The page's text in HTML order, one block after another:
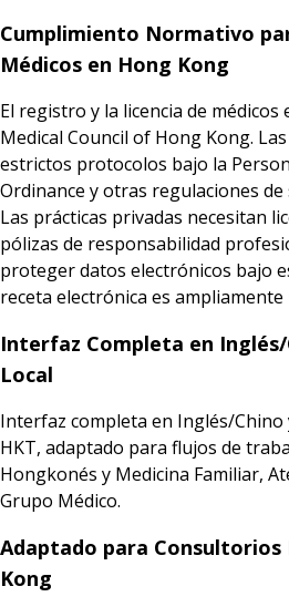
Cumplimiento Normativo
Médicos en Hong Kong
El registro y la licencia de
Medical Council of Hong Kong.
estrictos protocolos bajo la
Ordinance y otras regulaciones de
Las prácticas privadas necesitan
pólizas de responsabilidad
proteger datos electrónicos bajo
receta electrónica es
Interfaz Completa en
Local
Interfaz completa en Inglés/Chino
HKT, adaptado para flujos de
Hongkonés y Medicina Familiar,
Grupo Médico.
Adaptado para Consultorios
Kong